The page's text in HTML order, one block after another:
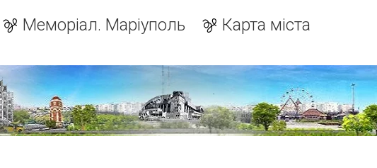
Меморіал. Маріуполь Карта міста